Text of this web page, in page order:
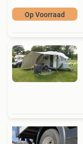
Op Voorraad